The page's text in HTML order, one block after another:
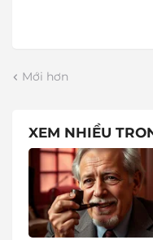
Mới hơn
XEM NHIỀU